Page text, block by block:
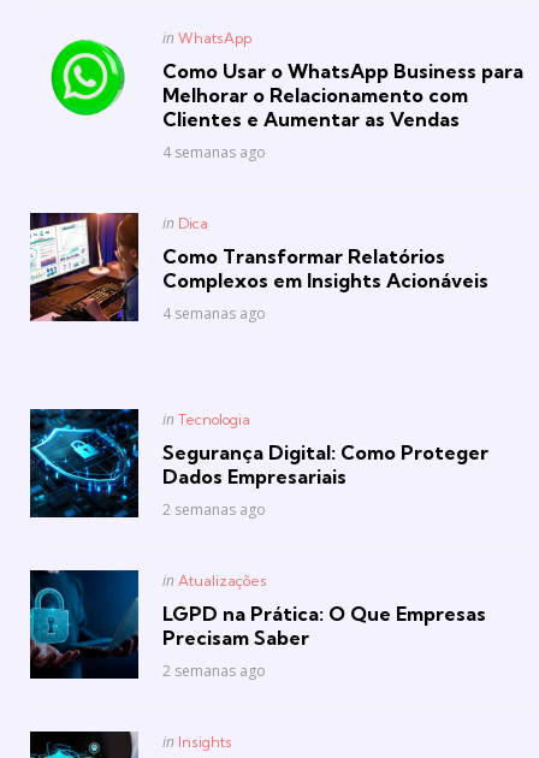
Posted
in WhatsApp
Como Usar o WhatsApp Business para
Melhorar o Relacionamento com
Clientes e Aumentar as Vendas
4 semanas ago
Posted
in Dica
Como Transformar Relatórios
Complexos em Insights Acionáveis
4 semanas ago
Posted
in Tecnologia
Segurança Digital: Como Proteger
Dados Empresariais
2 semanas ago
Posted
in Atualizações
LGPD na Prática: O Que Empresas
Precisam Saber
2 semanas ago
Posted
in Insights